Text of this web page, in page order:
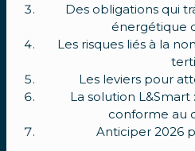
Des obligations qui
énergétique
Les risques liés à la
Les leviers pour
La solution
conforme au
Anticiper 2026